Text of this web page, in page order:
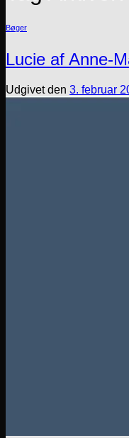
Bøger
Lucie af Anne-
Udgivet den 3. februar